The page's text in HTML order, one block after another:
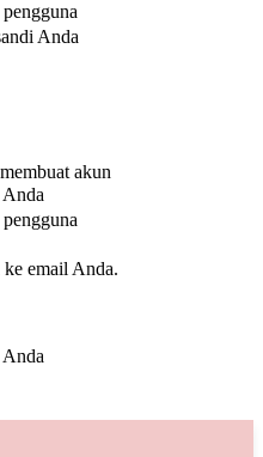
Anda
akun
email Anda.